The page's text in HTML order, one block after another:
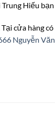
Trung Hiếu
cửa
Nguyễn